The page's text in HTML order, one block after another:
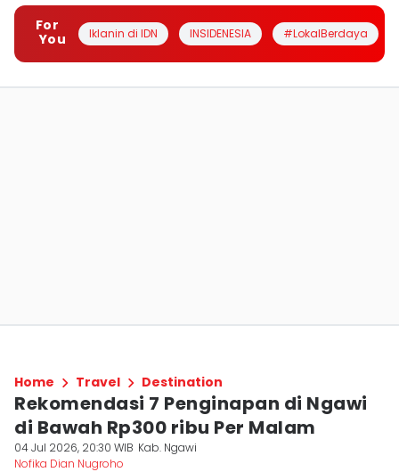
For
You
Iklanin di IDN INSIDENESIA #LokalBerdaya
Home Travel Destination
Rekomendasi 7 Penginapan di Ngawi
di Bawah Rp300 ribu Per Malam
04 Jul 2026, 20:30 WIB Kab. Ngawi
Nofika Dian Nugroho